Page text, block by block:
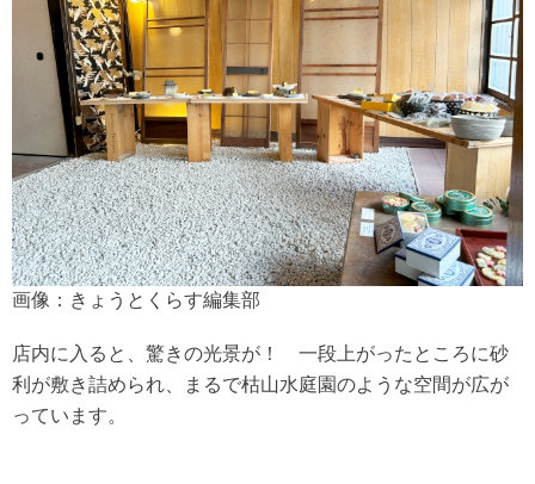
画像：きょうとくらす編集部
店内に入ると、驚きの光景が！ 一段上がったところに砂
利が敷き詰められ、まるで枯山水庭園のような空間が広が
っています。